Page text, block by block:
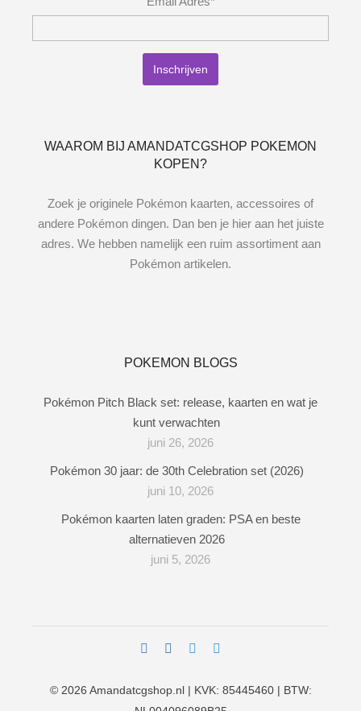
WAAROM BIJ AMANDATCGSHOP POKEMON
KOPEN?
Zoek je originele Pokémon kaarten, accessoires of
andere Pokémon dingen. Dan ben je hier aan het juiste
adres. We hebben namelijk een ruim assortiment aan
Pokémon artikelen.
POKEMON BLOGS
Pokémon Pitch Black set: release, kaarten en wat je
kunt verwachten
juni 26, 2026
Pokémon 30 jaar: de 30th Celebration set (2026)
juni 10, 2026
Pokémon kaarten laten graden: PSA en beste
alternatieven 2026
juni 5, 2026
© 2026 Amandatcgshop.nl| KVK: 85445460 | BTW: